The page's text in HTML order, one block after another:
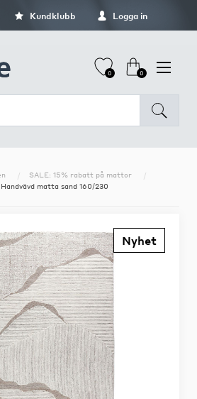
Kundklubb Logga in
0 0
SALE: 15% rabatt på mattor
matta sand 160/230
Nyhet